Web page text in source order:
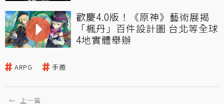
歡慶4.0版！《原神》藝術展揭
「楓丹」百件設計圖 台北等全球
4地實體舉辦
ARPG 手遊
← 上一篇